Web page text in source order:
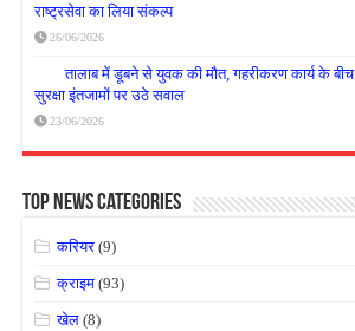
राष्ट्रसेवा का लिया संकल्प
26/06/2026
तालाब में डूबने से युवक की मौत, गहरीकरण कार्य के बीच
सुरक्षा इंतजामों पर उठे सवाल
23/06/2026
Top News Categories
करियर (9)
क्राइम (93)
खेल (8)